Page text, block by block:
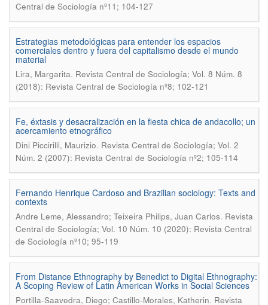
Central de Sociología nº11; 104-127
Estrategias metodológicas para entender los espacios
comerciales dentro y fuera del capitalismo desde el mundo
material
Lira, Margarita. Revista Central de Sociología; Vol. 8 Núm. 8
(2018): Revista Central de Sociología nº8; 102-121
Fe, éxtasis y desacralización en la fiesta chica de andacollo; un
acercamiento etnográfico
Dini Piccirilli, Maurizio. Revista Central de Sociología; Vol. 2
Núm. 2 (2007): Revista Central de Sociología nº2; 105-114
Fernando Henrique Cardoso and Brazilian sociology: Texts and
contexts
Andre Leme, Alessandro; Teixeira Philips, Juan Carlos. Revista
Central de Sociología; Vol. 10 Núm. 10 (2020): Revista Central
de Sociología nº10; 95-119
From Distance Ethnography by Benedict to Digital Ethnography:
A Scoping Review of Latin American Works in Social Sciences
Portilla-Saavedra, Diego; Castillo-Morales, Katherin. Revista